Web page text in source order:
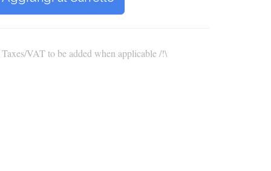
VAT to be added when applicable /!\